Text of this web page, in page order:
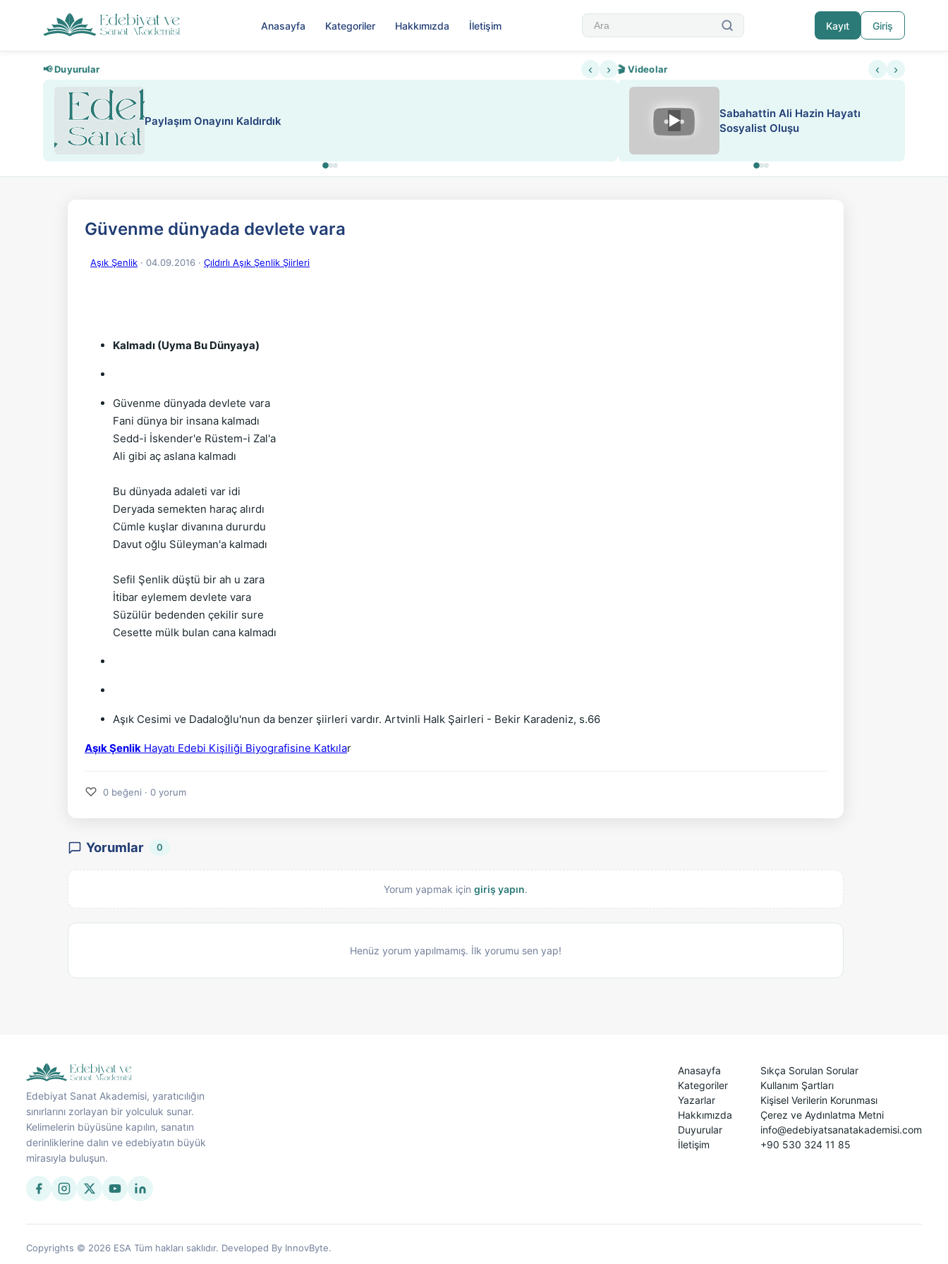
Anasayfa Kategoriler Hakkımızda İletişim Kayıt Giriş
📢 Duyurular ‹ ›
Paylaşım Onayını Kaldırdık Nadir içeriklere kısıtlama ve kredi sistemi
🎬 Videolar ‹ ›
▶
Sabahattin Ali Hazin Hayatı
Sosyalist Oluşu
Güvenme dünyada devlete vara
Aşık Şenlik · 04.09.2016 · Çıldırlı Aşık Şenlik Şiirleri
Kalmadı (Uyma Bu Dünyaya)
Güvenme dünyada devlete vara
Fani dünya bir insana kalmadı
Sedd-i İskender'e Rüstem-i Zal'a
Ali gibi aç aslana kalmadı
Bu dünyada adaleti var idi
Deryada semekten haraç alırdı
Cümle kuşlar divanına dururdu
Davut oğlu Süleyman'a kalmadı
Sefil Şenlik düştü bir ah u zara
İtibar eylemem devlete vara
Süzülür bedenden çekilir sure
Cesette mülk bulan cana kalmadı
Aşık Cesimi ve Dadaloğlu'nun da benzer şiirleri vardır. Artvinli Halk Şairleri - Bekir Karadeniz, s.66
Aşık Şenlik Hayatı Edebi Kişiliği Biyografisine Katkılar
♡ 0 beğeni · 0 yorum
Yorumlar 0
Yorum yapmak için giriş yapın.
Henüz yorum yapılmamış. İlk yorumu sen yap!
Edebiyat Sanat Akademisi, yaratıcılığın
sınırlarını zorlayan bir yolculuk sunar.
Kelimelerin büyüsüne kapılın, sanatın
derinliklerine dalın ve edebiyatın büyük
mirasıyla buluşun.
Anasayfa
Kategoriler
Yazarlar
Hakkımızda
Duyurular
İletişim
Sıkça Sorulan Sorular
Kullanım Şartları
Kişisel Verilerin Korunması
Çerez ve Aydınlatma Metni
info@edebiyatsanatakademisi.com
+90 530 324 11 85
Copyrights © 2026 ESA Tüm hakları saklıdır. Developed By InnovByte.